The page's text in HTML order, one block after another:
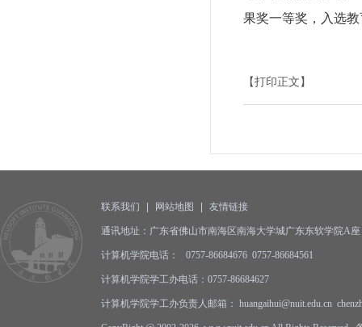
果奖一等奖，入选
【打印正文】
联系我们 网站地图 友情链接
通讯地址：广东省佛山市南海区南海大学城广东东软学院A
计算机学院电话： 0757-86684676 0757-86684561
计算机学院学工办电话：0757-86684627
计算机学院学工办负责人邮箱： huangaihui@nuit.edu.cn